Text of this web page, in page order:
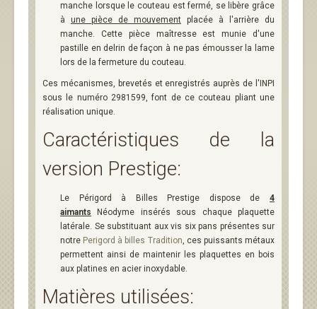
manche lorsque le couteau est fermé, se libère grâce
à une pièce de mouvement placée à l'arrière du
manche. Cette pièce maîtresse est munie d'une
pastille en delrin de façon à ne pas émousser la lame
lors de la fermeture du couteau.
Ces mécanismes, brevetés et enregistrés auprès de l'INPI
sous le numéro 2981599, font de ce couteau pliant une
réalisation unique.
Caractéristiques de la
version Prestige:
Le Périgord à Billes Prestige dispose de 4
aimants Néodyme insérés sous chaque plaquette
latérale. Se substituant aux vis six pans présentes sur
notre Perigord à billes Tradition, ces puissants métaux
permettent ainsi de maintenir les plaquettes en bois
aux platines en acier inoxydable.
Matières utilisées: